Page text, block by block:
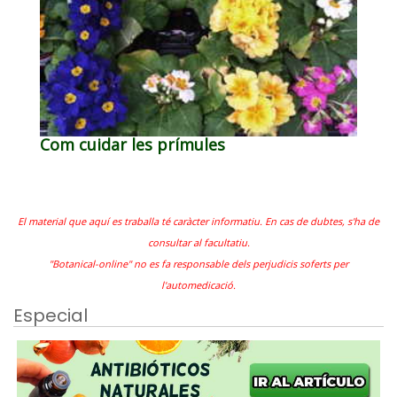
Com cuidar les prímules
El material que aquí es traballa té caràcter informatiu. En cas de dubtes, s'ha de
consultar al facultatiu.
"Botanical-online" no es fa responsable dels perjudicis soferts per
l'automedicació.
Especial